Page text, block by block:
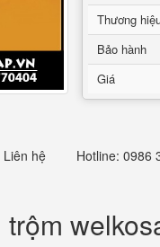
Thương
Bảo hành
Giá
Liên hệ Hotline: 0986